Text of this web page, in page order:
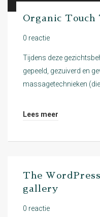
Organic Touch
0 reactie
Tijdens deze
gepeeld, gezuiverd en
massagetechnieken
Lees meer
The
gallery
0 reactie